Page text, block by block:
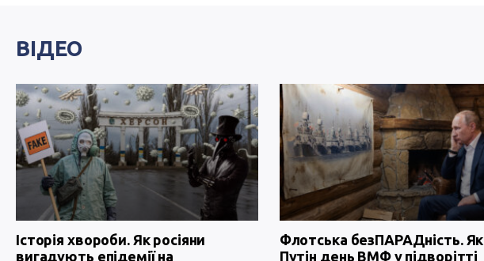
ВІДЕО
Історія хвороби. Як росіяни
вигадують епідемії на
Флотська безПАРАДність. Як
Путін день ВМФ у підворітті